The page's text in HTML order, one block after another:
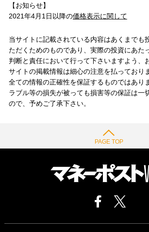
【お知らせ】
2021年4月1日以降の価格表示に関して
当サイトに記載されている内容はあくまでも
ただくためのものであり、実際の投資にあた
判断と責任において行って下さいますよう、
サイトの掲載情報は細心の注意を払っており
全ての情報の正確性を保証するものではあり
ラブル等の損失が被っても損害等の保証は一
ので、予めご了承下さい。
PAGE TOP